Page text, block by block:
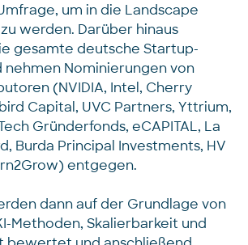
um in die Landscape
werden. Darüber hinaus
gesamte deutsche Startup-
nehmen Nominierungen von
(NVIDIA, Intel, Cherry
Capital, UVC Partners, Yttrium,
Gründerfonds, eCAPITAL, La
Burda Principal Investments, HV
entgegen.
dann auf der Grundlage von
Methoden, Skalierbarkeit und